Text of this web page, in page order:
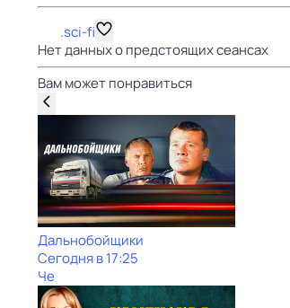
.sci-fi
Нет данных о предстоящих сеансах
Вам может понравиться
Дальнобойщики
Сегодня в 17:25
Че